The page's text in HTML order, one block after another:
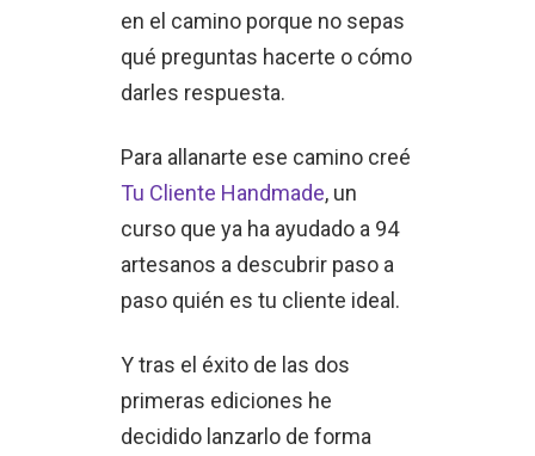
en el camino porque no sepas
qué preguntas hacerte o cómo
darles respuesta.
Para allanarte ese camino creé
Tu Cliente Handmade, un
curso que ya ha ayudado a 94
artesanos a descubrir paso a
paso quién es tu cliente ideal.
Y tras el éxito de las dos
primeras ediciones he
decidido lanzarlo de forma